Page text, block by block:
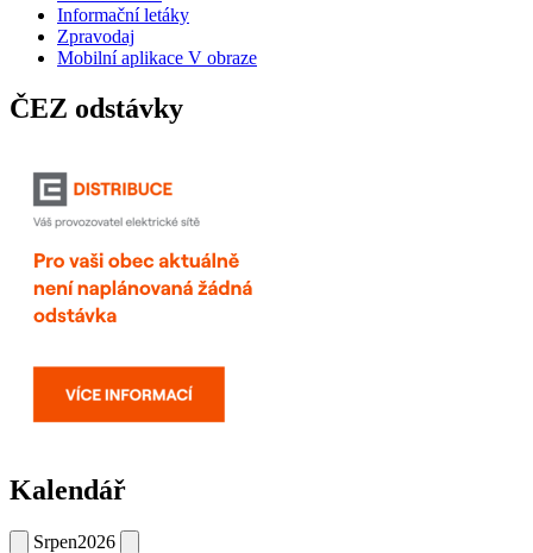
Informační letáky
Zpravodaj
Mobilní aplikace V obraze
ČEZ odstávky
Kalendář
Srpen2026